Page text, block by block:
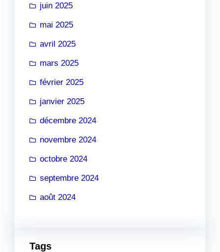
juin 2025
mai 2025
avril 2025
mars 2025
février 2025
janvier 2025
décembre 2024
novembre 2024
octobre 2024
septembre 2024
août 2024
Tags